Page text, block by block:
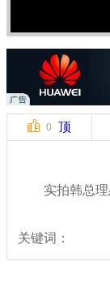
0 顶
实拍韩总理
关键词：